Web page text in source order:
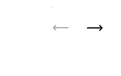
Anterior Próximo